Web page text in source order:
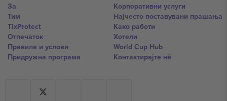
За
Тим
TixProtect
Отпечаток
Правила и услови
Придружна програма
Корпоративни услуги
Најчесто поставувани прашања
Како работи
Хотели
World Cup Hub
Контактирајте нѐ